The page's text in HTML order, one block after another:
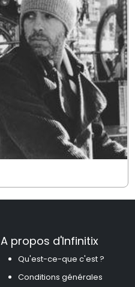
A propos d'Infinitix
Qu'est-ce-que c'est ?
Conditions générales